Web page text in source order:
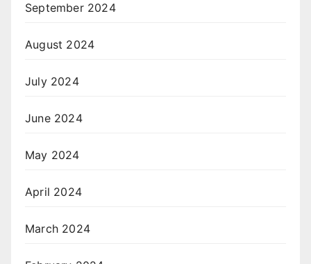
September 2024
August 2024
July 2024
June 2024
May 2024
April 2024
March 2024